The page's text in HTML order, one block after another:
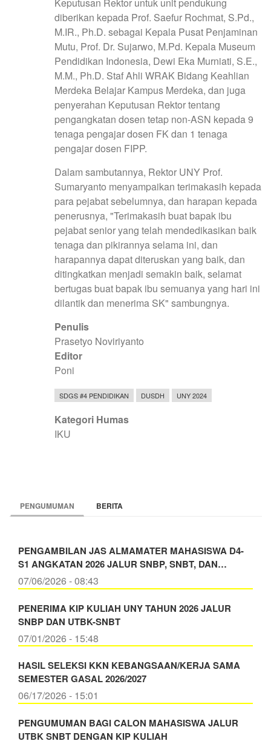
Keputusan Rektor untuk unit pendukung
diberikan kepada Prof. Saefur Rochmat, S.Pd.,
M.IR., Ph.D. sebagai Kepala Pusat Penjaminan
Mutu, Prof. Dr. Sujarwo, M.Pd. Kepala Museum
Pendidikan Indonesia, Dewi Eka Murniati, S.E.,
M.M., Ph.D. Staf Ahli WRAK Bidang Keahlian
Merdeka Belajar Kampus Merdeka, dan juga
penyerahan Keputusan Rektor tentang
pengangkatan dosen tetap non-ASN kepada 9
tenaga pengajar dosen FK dan 1 tenaga
pengajar dosen FIPP.
Dalam sambutannya, Rektor UNY Prof.
Sumaryanto menyampaikan terimakasih kepada
para pejabat sebelumnya, dan harapan kepada
penerusnya, "Terimakasih buat bapak ibu
pejabat senior yang telah mendedikasikan baik
tenaga dan pikirannya selama ini, dan
harapannya dapat diteruskan yang baik, dan
ditingkatkan menjadi semakin baik, selamat
bertugas buat bapak ibu semuanya yang hari ini
dilantik dan menerima SK" sambungnya.
Penulis
Prasetyo Noviriyanto
Editor
Poni
SDGS #4 PENDIDIKAN DUSDH UNY 2024
Kategori Humas
IKU
PENGUMUMAN BERITA
PENGAMBILAN JAS ALMAMATER MAHASISWA D4-
S1 ANGKATAN 2026 JALUR SNBP, SNBT, DAN…
07/06/2026 - 08:43
PENERIMA KIP KULIAH UNY TAHUN 2026 JALUR
SNBP DAN UTBK-SNBT
07/01/2026 - 15:48
HASIL SELEKSI KKN KEBANGSAAN/KERJA SAMA
SEMESTER GASAL 2026/2027
06/17/2026 - 15:01
PENGUMUMAN BAGI CALON MAHASISWA JALUR
UTBK SNBT DENGAN KIP KULIAH